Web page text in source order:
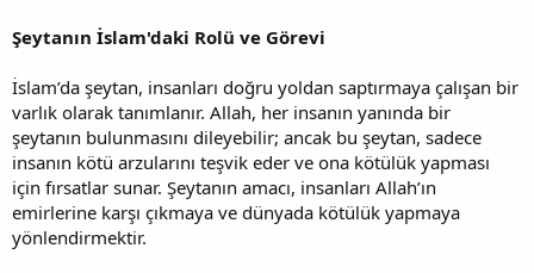
Şeytanın İslam'daki Rolü ve Görevi
İslam’da şeytan, insanları doğru yoldan saptırmaya çalışan bir
varlık olarak tanımlanır. Allah, her insanın yanında bir
şeytanın bulunmasını dileyebilir; ancak bu şeytan, sadece
insanın kötü arzularını teşvik eder ve ona kötülük yapması
için fırsatlar sunar. Şeytanın amacı, insanları Allah’ın
emirlerine karşı çıkmaya ve dünyada kötülük yapmaya
yönlendirmektir.